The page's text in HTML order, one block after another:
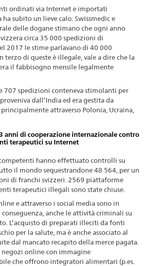
ordinati via Internet e importati
subito un lieve calo. Swissmedic e
delle dogane stimano che ogni anno
circa 35 000 spedizioni di
2017 le stime parlavano di 40 000
terzo di queste è illegale, vale a dire che la
il fabbisogno mensile legalmente
707 spedizioni conteneva stimolanti per
dall’India ed era gestita da
attraverso Polonia, Ucraina,
anni di cooperazione internazionale contro
terapeutici su Internet
hanno effettuato controlli su
il mondo sequestrandone 48 564, per un
di franchi svizzeri. 2569 piattaforme
terapeutici illegali sono state chiuse.
e attraverso i social media sono in
anche le attività criminali su
L’acquisto di preparati illeciti da fonti
per la salute, ma è anche associato al
dal mancato recapito della merce pagata.
negozi online con immagine
che offrono integratori alimentari (p.es.